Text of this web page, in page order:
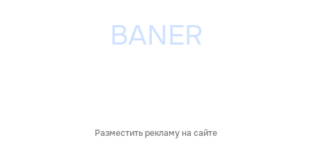
Разместить рекламу на сайте